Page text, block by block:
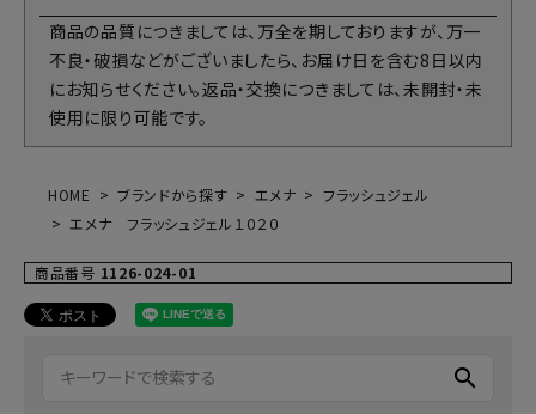
商品の品質につきましては、万全を期しておりますが、万一
不良・破損などがございましたら、お届け日を含む8日以内
にお知らせください。返品・交換につきましては、未開封・未
使用に限り可能です。
HOME ブランドから探す エメナ
フラッシュジェル
エメナ フラッシュジェル１０２０
商品番号 1126-024-01
search